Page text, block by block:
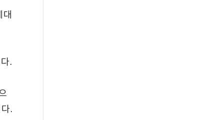
.
.